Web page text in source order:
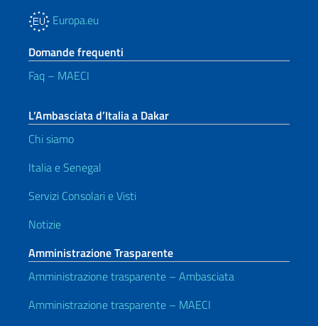
Europa.eu
Domande frequenti
Faq – MAECI
L’Ambasciata d’Italia a Dakar
Chi siamo
Italia e Senegal
Servizi Consolari e Visti
Notizie
Amministrazione Trasparente
Amministrazione trasparente – Ambasciata
Amministrazione trasparente – MAECI